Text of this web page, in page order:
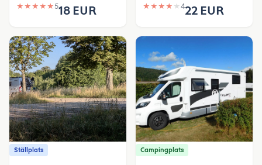
★ ★ ★ ★ ★518 EUR ★ ★ ★ ★ ★ 422 EUR
Ställplats Campingplats